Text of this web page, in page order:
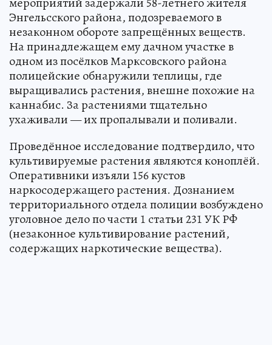
Энгельсского района, подозреваемого в
незаконном обороте запрещённых веществ.
На принадлежащем ему дачном участке в
одном из посёлков Марксовского района
полицейские обнаружили теплицы, где
выращивались растения, внешне похожие на
каннабис. За растениями тщательно
ухаживали — их пропалывали и поливали.
Проведённое исследование подтвердило, что
культивируемые растения являются коноплёй.
Оперативники изъяли 156 кустов
наркосодержащего растения. Дознанием
территориального отдела полиции возбуждено
уголовное дело по части 1 статьи 231 УК РФ
(незаконное культивирование растений,
содержащих наркотические вещества).